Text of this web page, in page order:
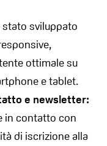
stato sviluppato
ottimale su
e tablet.
e newsletter:
in contatto con
di iscrizione alla